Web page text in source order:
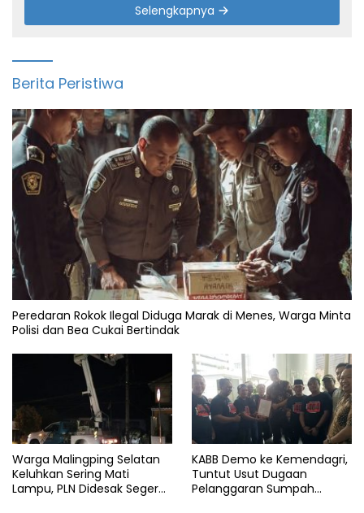
Selengkapnya
Berita Peristiwa
Peredaran Rokok Ilegal Diduga Marak di Menes, Warga Minta
Polisi dan Bea Cukai Bertindak
Warga Malingping Selatan
Keluhkan Sering Mati
Lampu, PLN Didesak Segera
KABB Demo ke Kemendagri,
Tuntut Usut Dugaan
Pelanggaran Sumpah